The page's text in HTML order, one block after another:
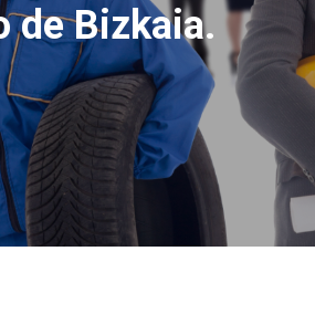
de Bizkaia.